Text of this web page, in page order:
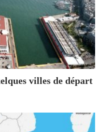
villes de départ